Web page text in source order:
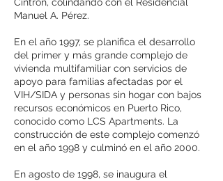
Manuel A. Pérez.
En el año 1997, se planifica el desarrollo
del primer y más grande complejo de
vivienda multifamiliar con servicios de
apoyo para familias afectadas por el
VIH/SIDA y personas sin hogar con bajos
recursos económicos en Puerto Rico,
conocido como LCS Apartments. La
construcción de este complejo comenzó
en el año 1998 y culminó en el año 2000.
En agosto de 1998, se inaugura el